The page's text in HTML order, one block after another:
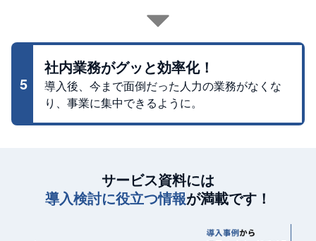
5
社内業務がグッと効率化！
導入後、今まで面倒だった人力の業務がなくな
り、事業に集中できるように。
サービス資料には
導入検討に役立つ情報が満載です！